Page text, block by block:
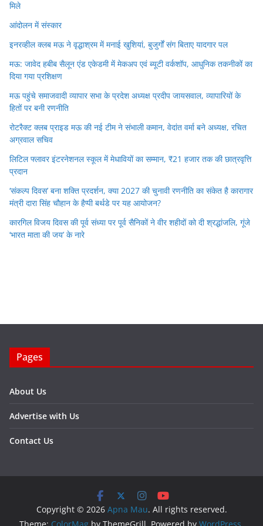
मिले
आंदोलन में संस्कार
इनरव्हील क्लब मऊ ने वृद्धाश्रम में मनाई खुशियां, बुजुर्गों संग बिताए यादगार पल
मऊ: जावेद हबीब सैलून एंड एकेडमी में मेकअप एवं ब्यूटी वर्कशॉप, आधुनिक तकनीकों का
दिया गया प्रशिक्षण
मऊ पहुंचे समाजवादी व्यापार सभा के प्रदेश अध्यक्ष प्रदीप जायसवाल, व्यापारियों के
हितों पर बनी रणनीति
रोटरैक्ट क्लब प्राइड मऊ की नई टीम ने संभाली कमान, वेदांत वर्मा बने अध्यक्ष, रचित
अग्रवाल सचिव
लिटिल फ्लावर इंटरनेशनल स्कूल में मेधावियों का सम्मान, ₹21 हजार तक की छात्रवृत्ति
प्रदान
‘संकल्प दिवस’ बना शक्ति प्रदर्शन, क्या 2027 की चुनावी रणनीति का संकेत है कारागार
मंत्री दारा सिंह चौहान के हैप्पी बर्थडे पर यह आयोजन?
कारगिल विजय दिवस की पूर्व संध्या पर पूर्व सैनिकों ने वीर शहीदों को दी श्रद्धांजलि, गूंजे
‘भारत माता की जय’ के नारे
Pages
About Us
Advertise with Us
Contact Us
Copyright © 2026 Apna Mau. All rights reserved.